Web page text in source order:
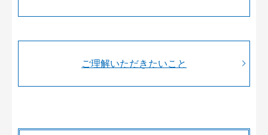
ご理解いただきたいこと